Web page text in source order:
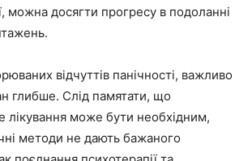
можна досягти прогресу в подоланні
відчуттів панічності, важливо
глибше. Слід памятати, що
лікування може бути необхідним,
методи не дають бажаного